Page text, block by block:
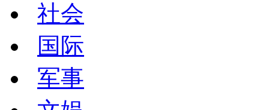
社会
国际
军事